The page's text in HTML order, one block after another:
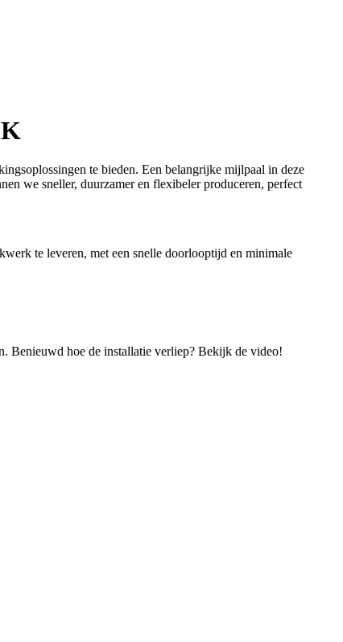
te bieden. Een belangrijke mijlpaal in deze
we sneller, duurzamer en flexibeler produceren, perfect
te leveren, met een snelle doorlooptijd en minimale
Benieuwd hoe de installatie verliep? Bekijk de video!